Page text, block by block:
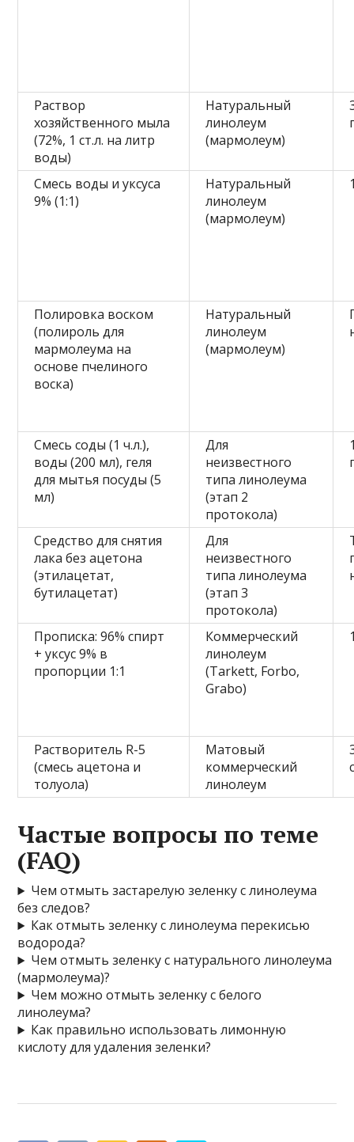
Раствор
хозяйственного мыла
(72%, 1 ст.л. на литр
воды)
Натуральный
линолеум
(мармолеум)
Смесь воды и уксуса
9% (1:1)
Натуральный
линолеум
(мармолеум)
Полировка воском
(полироль для
мармолеума на
основе пчелиного
воска)
Натуральный
линолеум
(мармолеум)
Смесь соды (1 ч.л.),
воды (200 мл), геля
для мытья посуды (5
мл)
Для
неизвестного
типа линолеума
(этап 2
протокола)
Средство для снятия
лака без ацетона
(этилацетат,
бутилацетат)
Для
неизвестного
типа линолеума
(этап 3
протокола)
Прописка: 96% спирт
+ уксус 9% в
пропорции 1:1
Коммерческий
линолеум
(Tarkett, Forbo,
Grabo)
Растворитель R-5
(смесь ацетона и
толуола)
Матовый
коммерческий
линолеум
Частые вопросы по теме
(FAQ)
Чем отмыть застарелую зеленку с линолеума
без следов?
Как отмыть зеленку с линолеума перекисью
водорода?
Чем отмыть зеленку с натурального линолеума
(мармолеума)?
Чем можно отмыть зеленку с белого
линолеума?
Как правильно использовать лимонную
кислоту для удаления зеленки?